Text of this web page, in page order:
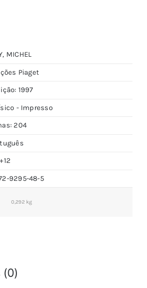
MICHEL
Piaget
1997
- Impresso
204
9295-48-5
0,292 kg
(0)